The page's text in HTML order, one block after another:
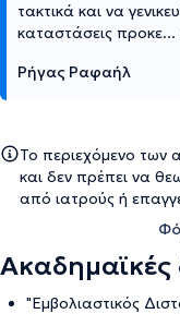
τακτικά και να
καταστάσεις προκε...
Ρήγας Ραφαήλ
Το περιεχόμενο των
και δεν πρέπει να
από ιατρούς ή
Ακαδημαϊκές
"Εμβολιαστικός